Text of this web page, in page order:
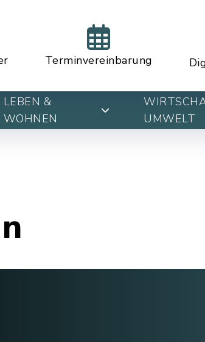
Terminvereinbarung
LEBEN &
WOHNEN
UMWELT